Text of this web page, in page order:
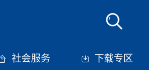
社会服务 下载专区